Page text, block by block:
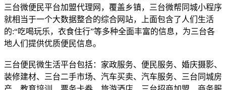
三台微便民平台加盟代理网，覆盖乡镇，三台微帮同城小程序
就相当于一个大数据整合的综合网站，上面包含了人们生活
的:“吃喝玩乐，衣食住行”等多种全面丰富的信息，为三台各
地人们提供优质便民信息。
三台便民微生活平台包括：家政服务、便民服务、婚庆摄影、
装修建材、三台二手市场、汽车买卖、汽车服务、三台同城房